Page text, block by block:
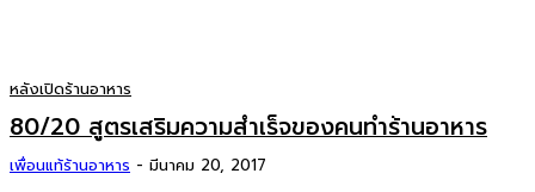
หลังเปิดร้านอาหาร
80/20 สูตรเสริมความสำเร็จของคนทำร้านอาหาร
เพื่อนแท้ร้านอาหาร - มีนาคม 20, 2017